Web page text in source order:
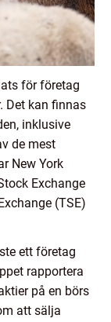
för företag
Det kan finnas
inklusive
de mest
New York
Exchange
(TSE)
ett företag
rapportera
på en börs
att sälja